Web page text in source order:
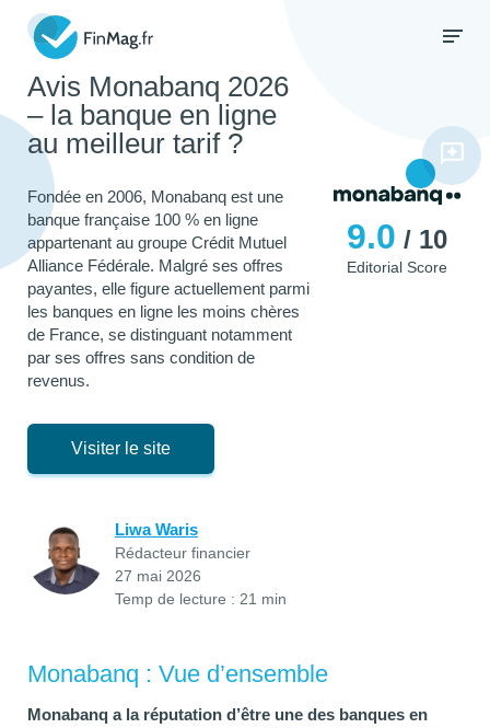
Avis Monabanq 2026
– la banque en ligne
au meilleur tarif ?
Fondée en 2006, Monabanq est une
banque française 100 % en ligne
appartenant au groupe Crédit Mutuel
Alliance Fédérale. Malgré ses offres
payantes, elle figure actuellement parmi
les banques en ligne les moins chères
de France, se distinguant notamment
par ses offres sans condition de
revenus.
Visiter le site
9.0 / 10
Editorial Score
Liwa Waris
Rédacteur financier
27 mai 2026
Temp de lecture : 21 min
Monabanq : Vue d’ensemble
Monabanq a la réputation d’être une des banques en